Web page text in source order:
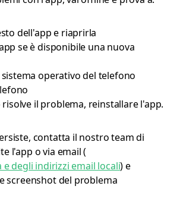
dell'app e riaprirla
se è disponibile una nuova
operativo del telefono
il problema, reinstallare l'app.
contatta il nostro team di
l'app o via email (
e degli indirizzi email locali) e
screenshot del problema